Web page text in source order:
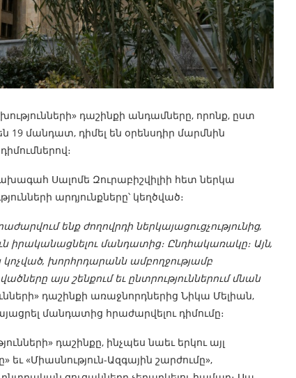
դաշինքի անդամները, որոնք, ըստ
19 մանդատ, դիմել են օրենսդիր մարմնին
Սալոմե Զուրաբիշվիլիի հետ ներկա
արդյունքները՝ կեղծված։
ենք ժողովրդի ներկայացուցչությունից,
իրականացնելու մանդատից։ Ընդհակառակը։ Այն,
խորհրդարանն ամբողջությամբ
այս շենքում եւ ընտրություններում մնան
դաշինքի առաջնորդներից Նիկա Մելիան,
մանդատից հրաժարվելու դիմումը։
դաշինքը, ինչպես նաեւ երկու այլ
եւ «Միասնություն-Ազգային շարժումը»,